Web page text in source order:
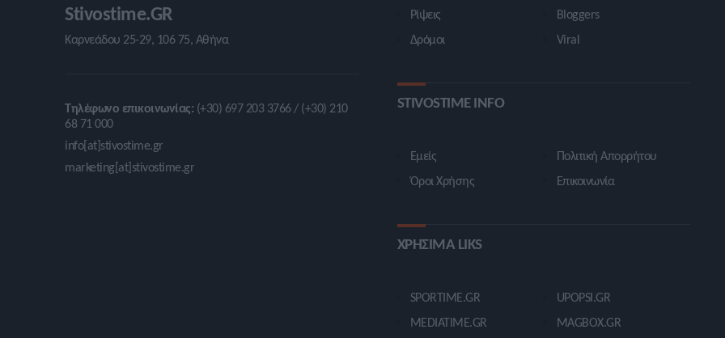
Stivostime.GR
Καρνεάδου 25-29, 106 75, Αθήνα
Τηλέφωνο επικοινωνίας: (+30) 697 203 3766 / (+30) 210
68 71 000
info[at]stivostime.gr
marketing[at]stivostime.gr
Ρίψεις
Δρόμοι
Bloggers
Viral
STIVOSTIME INFO
Εμείς
Όροι Χρήσης
Πολιτική Απορρήτου
Επικοινωνία
ΧΡΗΣΙΜΑ LIKS
SPORTIME.GR
MEDIATIME.GR
UPOPSI.GR
MAGBOX.GR